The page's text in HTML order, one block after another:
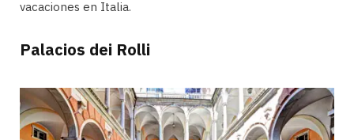
vacaciones en Italia.
Palacios dei Rolli